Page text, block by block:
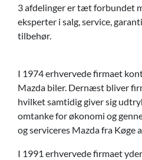
3 afdelinger er tæt forbundet
eksperter i salg, service,
tilbehør.
I 1974 erhvervede firmaet
Mazda biler. Dernæst bliver
hvilket samtidig giver sig
omtanke for økonomi og
og serviceres Mazda fra Køge
I 1991 erhvervede firmaet